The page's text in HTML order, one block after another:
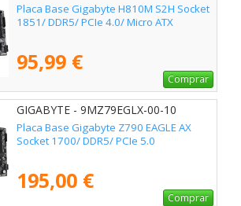
Placa Base Gigabyte H810M S2H Socket
1851/ DDR5/ PCIe 4.0/ Micro ATX
95,99 €
Comprar
GIGABYTE - 9MZ79EGLX-00-10
Placa Base Gigabyte Z790 EAGLE AX
Socket 1700/ DDR5/ PCIe 5.0
195,00 €
Comprar